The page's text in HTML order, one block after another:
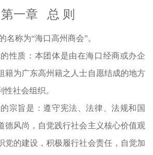
第一章 总 则
名称为“海口高州商会”。
性质 ： 本团体是由在海口经商或办企
籍为广东高州籍之人士自愿结成的地方
性社会组织。
宗旨 是：遵守宪法、法律、法规和国
德风尚 ， 自觉践行社会主义核心价值观
党的建设 ，积极履行社会责任，自觉加